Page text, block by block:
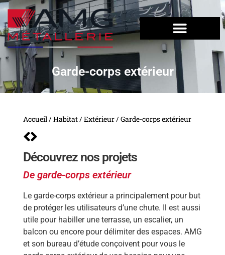
Garde-corps extérieur
Accueil/Habitat/Extérieur/ Garde-corps extérieur
Découvrez nos projets
De garde-corps extérieur
Le garde-corps extérieur a principalement pour but
de protéger les utilisateurs d’une chute. Il est aussi
utile pour habiller une terrasse, un escalier, un
balcon ou encore pour délimiter des espaces. AMG
et son bureau d’étude conçoivent pour vous le